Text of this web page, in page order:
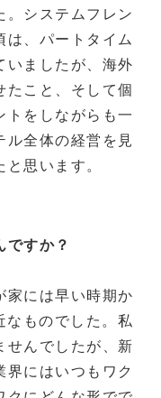
システムフレン
は、パートタイム
いましたが、海外
こと、そして個
トをしながらも一
全体の経営を見
思います。
すか？
家には早い時期か
なものでした。私
せんでしたが、新
にはいつもワク